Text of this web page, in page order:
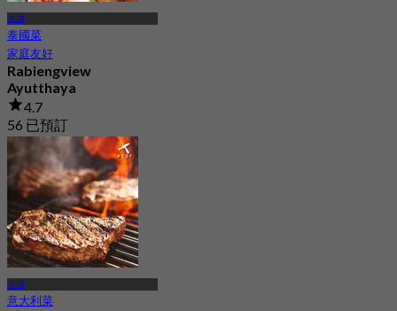
大城
泰國菜
家庭友好
Rabiengview
Ayutthaya
4.7
56 已預訂
起
฿ 386.66
大城
意大利菜